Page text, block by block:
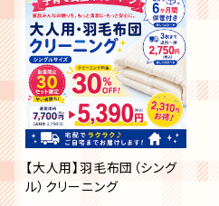
【大人用】羽毛布団（シング
ル）クリーニング